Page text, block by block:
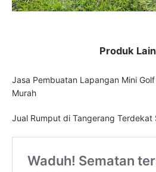
Produk
Jasa Pembuatan Lapangan Mini
Murah
Jual Rumput di Tangerang Terdekat